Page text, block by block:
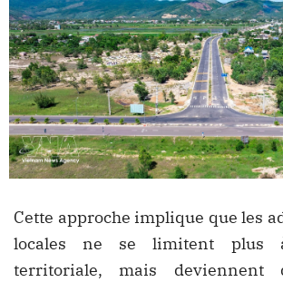
Cette approche implique que les
locales ne se limitent plus
territoriale, mais deviennent